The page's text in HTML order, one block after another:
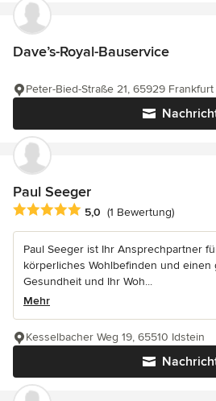
Dave’s-Royal-Bauservice
Peter-Bied-Straße 21, 65929 Frankfurt
Paul Seeger
Durchschnittliche Bewertung: 5 von
5,0 (1 Bewertung)
Paul Seeger ist Ihr Ansprechpartner
körperliches Wohlbefinden und einen
Gesundheit und Ihr Woh...
Mehr
Kesselbacher Weg 19, 65510 Idstein